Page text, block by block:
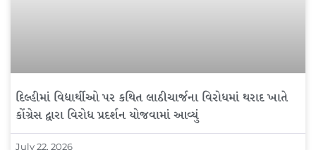
દિલ્હીમાં વિદ્યાર્થીઓ પર કથિત લાઠીચાર્જના વિરોધમાં થરાદ ખાતે
કોંગ્રેસ દ્વારા વિરોધ પ્રદર્શન યોજવામાં આવ્યું
July 22, 2026